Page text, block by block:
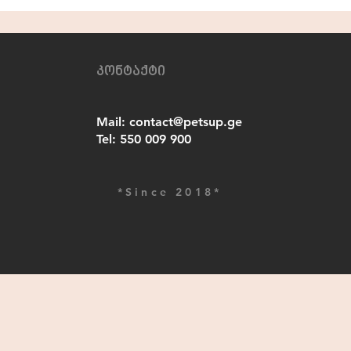
Mail: contact@petsup.ge
Tel: 550 009 900
კონტაქტი
*Since 2018*